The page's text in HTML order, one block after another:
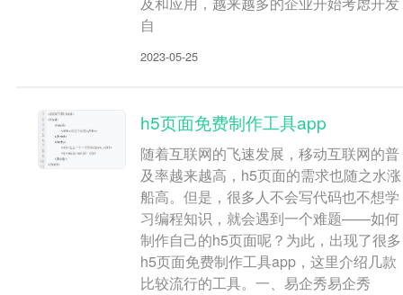
自
2023-05-25
h5页面免费制作工具app
随着互联网的飞速发展，移动互联网的普
及率越来越高，h5页面的需求也随之水涨
船高。但是，很多人不会写代码也不想学
习编程知识，就会遇到一个难题——如何
制作自己的h5页面呢？为此，出现了很多
h5页面免费制作工具app，这里介绍几款
比较流行的工具。一、易企秀易企秀